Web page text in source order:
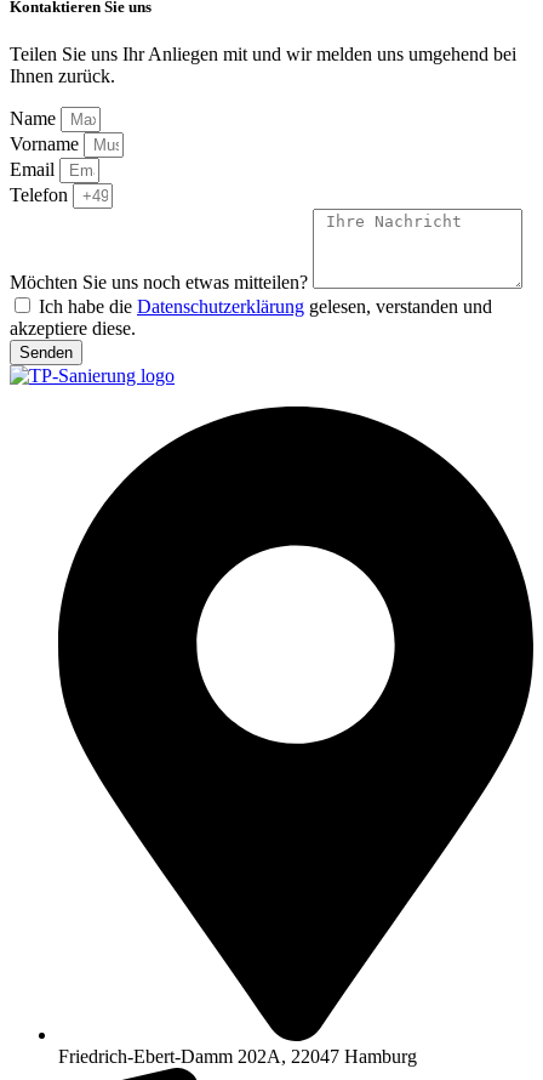
Kontaktieren Sie uns
Teilen Sie uns Ihr Anliegen mit und wir melden uns umgehend bei
Ihnen zurück.
Name
Vorname
Email
Telefon
Möchten Sie uns noch etwas mitteilen?
Ich habe die Datenschutzerklärung gelesen, verstanden und
akzeptiere diese.
Senden
Friedrich-Ebert-Damm 202A, 22047 Hamburg